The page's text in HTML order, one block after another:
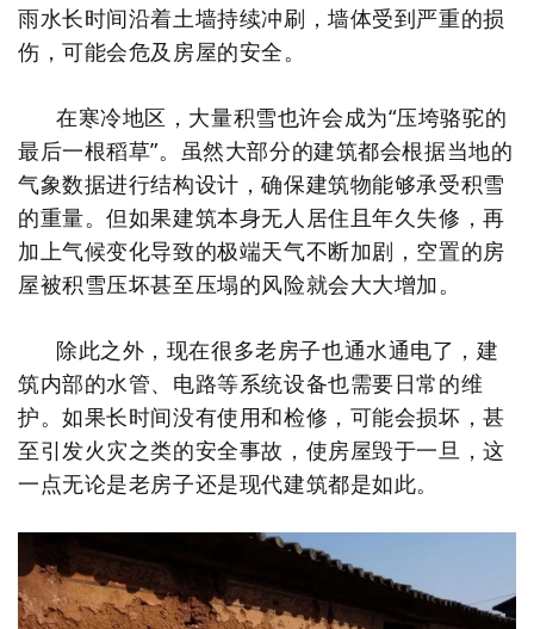
雨水长时间沿着土墙持续冲刷，墙体受到严重的损
伤，可能会危及房屋的安全。
在寒冷地区，大量积雪也许会成为“压垮骆驼的
最后一根稻草”。虽然大部分的建筑都会根据当地的
气象数据进行结构设计，确保建筑物能够承受积雪
的重量。但如果建筑本身无人居住且年久失修，再
加上气候变化导致的极端天气不断加剧，空置的房
屋被积雪压坏甚至压塌的风险就会大大增加。
除此之外，现在很多老房子也通水通电了， 建
筑内部的水管、电路等系统设备也需要日常的维
护。如果长时间没有使用和检修，可能会损坏，甚
至引发火灾之类的安全事故，使房屋毁于一旦，这
一点无论是老房子还是现代建筑都是如此。